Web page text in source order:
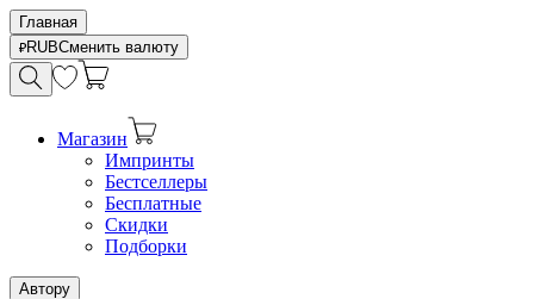
Главная
RUBСменить валюту
Магазин
Импринты
Бестселлеры
Бесплатные
Скидки
Подборки
Автору